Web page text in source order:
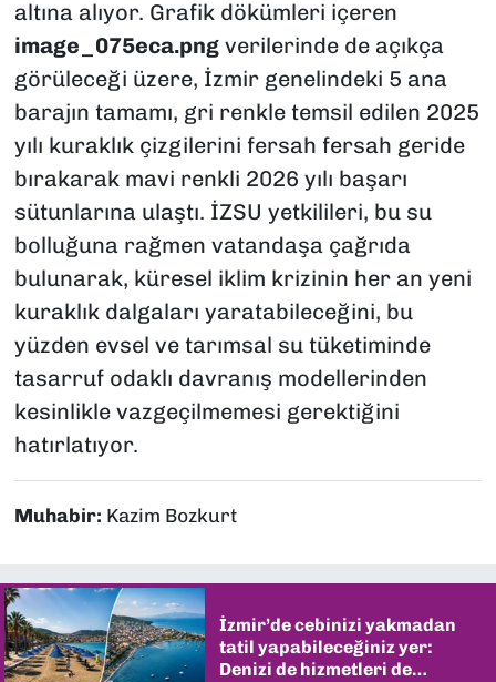
altına alıyor. Grafik dökümleri içeren
image_075eca.pngverilerinde de açıkça
görüleceği üzere, İzmir genelindeki 5 ana
barajın tamamı, gri renkle temsil edilen 2025
yılı kuraklık çizgilerini fersah fersah geride
bırakarak mavi renkli 2026 yılı başarı
sütunlarına ulaştı. İZSU yetkilileri, bu su
bolluğuna rağmen vatandaşa çağrıda
bulunarak, küresel iklim krizinin her an yeni
kuraklık dalgaları yaratabileceğini, bu
yüzden evsel ve tarımsal su tüketiminde
tasarruf odaklı davranış modellerinden
kesinlikle vazgeçilmemesi gerektiğini
hatırlatıyor.
Muhabir: Kazim Bozkurt
İzmir’de cebinizi yakmadan
tatil yapabileceğiniz yer:
Denizi de hizmetleri de